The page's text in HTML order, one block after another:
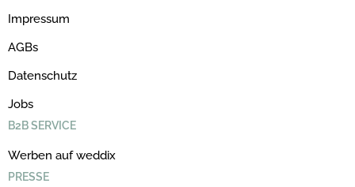
Impressum
AGBs
Datenschutz
Jobs
B2B SERVICE
Werben auf weddix
PRESSE